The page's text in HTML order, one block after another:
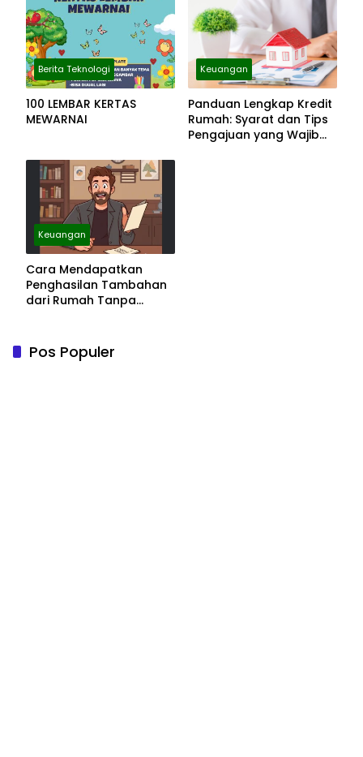
Berita Teknologi
100 LEMBAR KERTAS
MEWARNAI
Keuangan
Panduan Lengkap Kredit
Rumah: Syarat dan Tips
Pengajuan yang Wajib
Keuangan
Cara Mendapatkan
Penghasilan Tambahan
dari Rumah Tanpa
Pos Populer